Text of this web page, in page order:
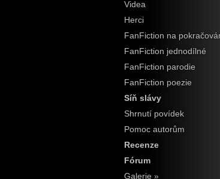
Videa
Herci
FanFiction na
FanFiction jednodílné
FanFiction parodie
FanFiction poezie
Síň slávy
Shrnutí povídek
Pomoc autorům
Recenze
Fórum
Galerie »